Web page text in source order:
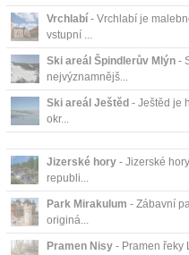
Vrchlabí - Vrchlabí je
vstupní ...
Ski areál Špindlerův Mlýn -
nejvýznamnějš...
Ski areál Ještěd - Ještěd je
okr...
Jizerské hory - Jizerské
republi...
Park Mirakulum - Zábavní
originá...
Pramen Nisy - Pramen řeky